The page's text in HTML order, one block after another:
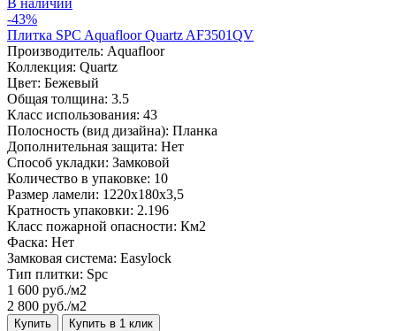
-43%
Плитка SPC Aquafloor Quartz AF3501QV
Производитель: Aquafloor
Коллекция: Quartz
Цвет: Бежевый
Общая толщина: 3.5
Класс использования: 43
Полосность (вид дизайна): Планка
Дополнительная защита: Нет
Способ укладки: Замковой
Количество в упаковке: 10
Размер ламели: 1220х180х3,5
Кратность упаковки: 2.196
Класс пожарной опасности: Км2
Фаска: Нет
Замковая система: Easylock
Тип плитки: Spc
1 600 руб./м2
2 800 руб./м2
Купить Купить в 1 клик